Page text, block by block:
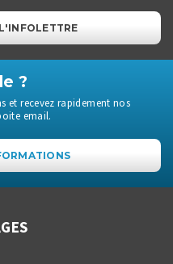
?
et recevez rapidement nos
email.